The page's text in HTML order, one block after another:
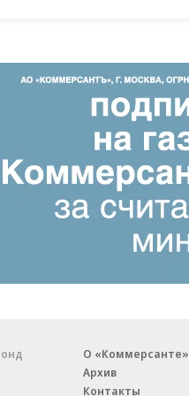
О «Коммерсанте»
Архив
Контакты